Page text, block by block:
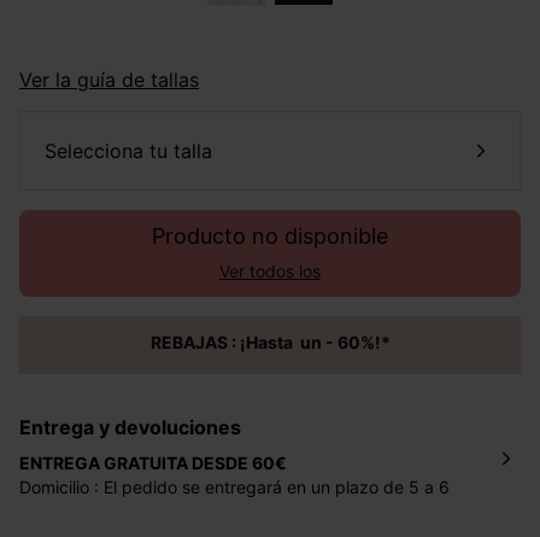
Ver la guía de tallas
selecciona tu talla
Producto no disponible
Ver todos los
REBAJAS : ¡Hasta un - 60%!*
Entrega y devoluciones
ENTREGA GRATUITA DESDE 60€
Domicilio : El pedido se entregará en un plazo de 5 a 6